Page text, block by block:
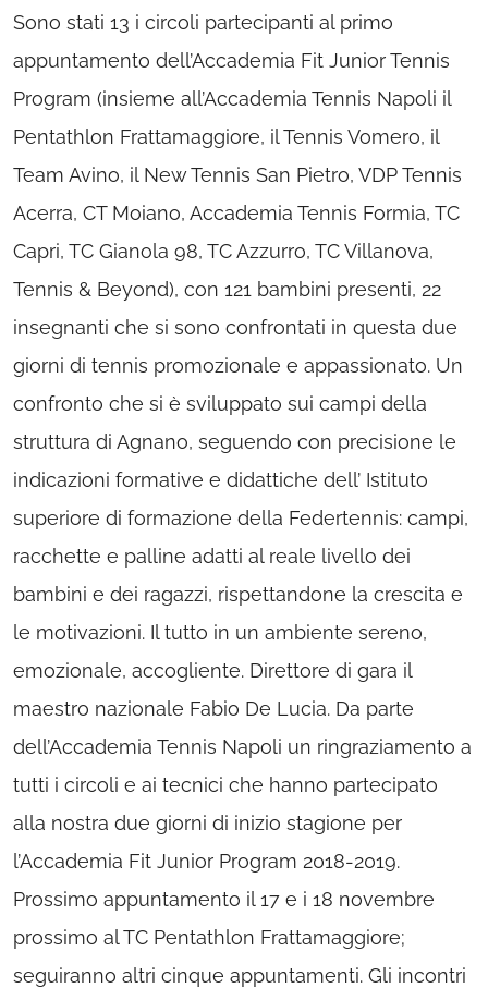
Sono stati 13 i circoli partecipanti al primo
appuntamento dell’Accademia Fit Junior Tennis
Program (insieme all’Accademia Tennis Napoli il
Pentathlon Frattamaggiore, il Tennis Vomero, il
Team Avino, il New Tennis San Pietro, VDP Tennis
Acerra, CT Moiano, Accademia Tennis Formia, TC
Capri, TC Gianola 98, TC Azzurro, TC Villanova,
Tennis & Beyond), con 121 bambini presenti, 22
insegnanti che si sono confrontati in questa due
giorni di tennis promozionale e appassionato. Un
confronto che si è sviluppato sui campi della
struttura di Agnano, seguendo con precisione le
indicazioni formative e didattiche dell’ Istituto
superiore di formazione della Federtennis: campi,
racchette e palline adatti al reale livello dei
bambini e dei ragazzi, rispettandone la crescita e
le motivazioni. Il tutto in un ambiente sereno,
emozionale, accogliente. Direttore di gara il
maestro nazionale Fabio De Lucia. Da parte
dell’Accademia Tennis Napoli un ringraziamento a
tutti i circoli e ai tecnici che hanno partecipato
alla nostra due giorni di inizio stagione per
l’Accademia Fit Junior Program 2018-2019.
Prossimo appuntamento il 17 e i 18 novembre
prossimo al TC Pentathlon Frattamaggiore;
seguiranno altri cinque appuntamenti. Gli incontri